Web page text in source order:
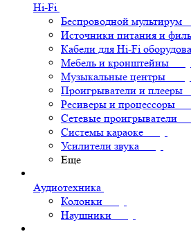
Hi-Fi
Беспроводной мультирум
Источники питания и
Кабели для Hi-Fi
Мебель и кронштейны
Музыкальные центры
Проигрыватели и плееры
Ресиверы и процессоры
Сетевые проигрыватели
Системы караоке
Усилители звука
Еще
Аудиотехника
Колонки
Наушники